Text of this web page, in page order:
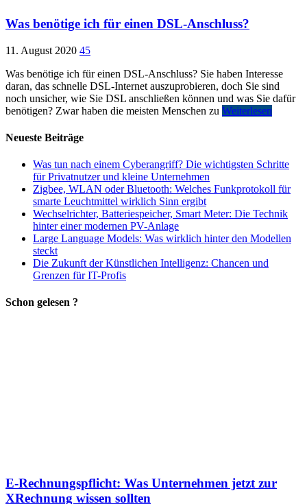
Was benötige ich für einen DSL-Anschluss?
11. August 2020 45
Was benötige ich für einen DSL-Anschluss? Sie haben Interesse
daran, das schnelle DSL-Internet auszuprobieren, doch Sie sind
noch unsicher, wie Sie DSL anschließen können und was Sie dafür
benötigen? Zwar haben die meisten Menschen zu Weiterlesen
Neueste Beiträge
Was tun nach einem Cyberangriff? Die wichtigsten Schritte
für Privatnutzer und kleine Unternehmen
Zigbee, WLAN oder Bluetooth: Welches Funkprotokoll für
smarte Leuchtmittel wirklich Sinn ergibt
Wechselrichter, Batteriespeicher, Smart Meter: Die Technik
hinter einer modernen PV-Anlage
Large Language Models: Was wirklich hinter den Modellen
steckt
Die Zukunft der Künstlichen Intelligenz: Chancen und
Grenzen für IT-Profis
Schon gelesen ?
E-Rechnungspflicht: Was Unternehmen jetzt zur
XRechnung wissen sollten